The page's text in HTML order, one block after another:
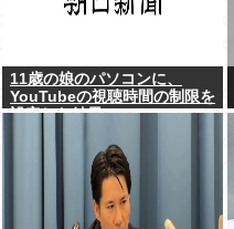
11歳の娘のパソコンに、
YouTubeの視聴時間の制限を
設定した結果